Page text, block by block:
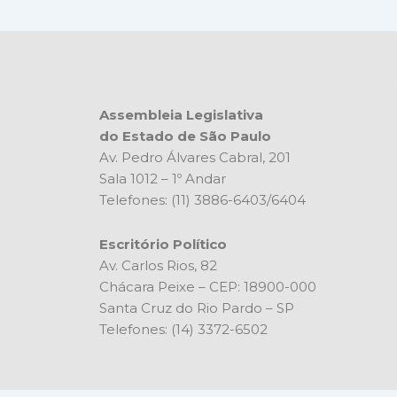
Assembleia Legislativa
do Estado de São Paulo
Av. Pedro Álvares Cabral, 201
Sala 1012 – 1º Andar
Telefones: (11) 3886-6403/6404
Escritório Político
Av. Carlos Rios, 82
Chácara Peixe – CEP: 18900-000
Santa Cruz do Rio Pardo – SP
Telefones: (14) 3372-6502